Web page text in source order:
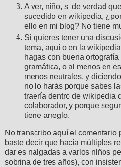
A ver, niño, si de verdad
sucedido en wikipedia,
ello en mi blog? No tiene
Si quieres tener una
tema, aquí o en la
hagas con buena
gramática, o al menos en
menos neutrales, y
no lo harás porque sabes
traería dentro de wikipedia
colaborador, y porque
tiene arreglo.
No transcribo aquí el comentario
baste decir que hacía múltiples
darles nalgadas a varios niños
sobrina de tres años), con